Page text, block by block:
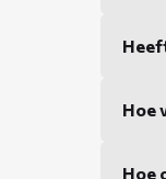
Hoe
Hoe